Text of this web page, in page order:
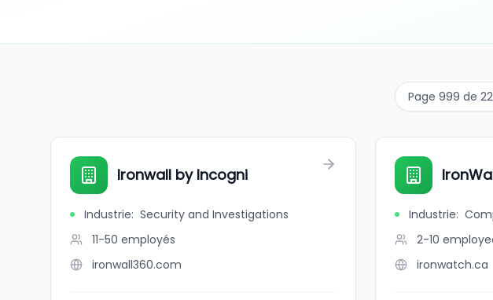
Page 999 de
Ironwall by Incogni
Industrie: Security and Investigations
11-50 employés
ironwall360.com
Industrie:
2-10
ironwatch.ca